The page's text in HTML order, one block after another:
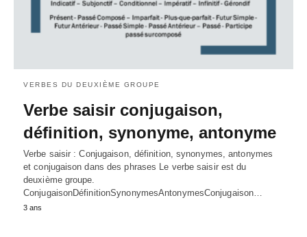
VERBES DU DEUXIÈME GROUPE
Verbe saisir conjugaison,
définition, synonyme, antonyme
Verbe saisir : Conjugaison, définition, synonymes, antonymes
et conjugaison dans des phrases Le verbe saisir est du
deuxième groupe.
ConjugaisonDéfinitionSynonymesAntonymesConjugaison…
3 ans